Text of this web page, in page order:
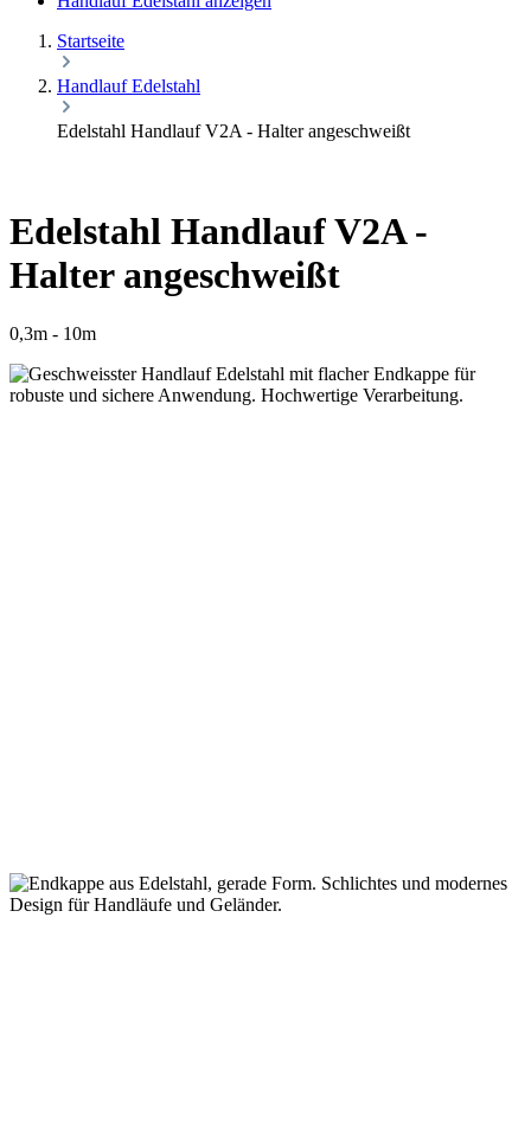
Startseite
Handlauf Edelstahl
Edelstahl Handlauf V2A - Halter angeschweißt
Edelstahl Handlauf V2A -
Halter angeschweißt
0,3m - 10m